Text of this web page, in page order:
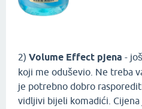
2) Volume Effect pjena -
koji me oduševio. Ne treba
je potrebno dobro
vidljivi bijeli komadići.